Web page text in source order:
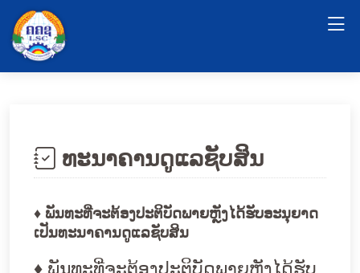
ທະນາຄານດູແລຊັບສິນ
♦ ພັນທະທີ່ຈະຕ້ອງປະຕິບັດພາຍຫຼັງໄດ້ຮັບອະນຸຍາດ
ເປັນທະນາຄານດູແລຊັບສິນ
♦ ພັນທະທີ່ຈະຕ້ອງປະຕິບັດພາຍຫຼັງໄດ້ຮັບ